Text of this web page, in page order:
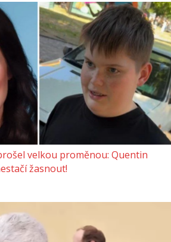
velkou proměnou: Quentin
žasnout!